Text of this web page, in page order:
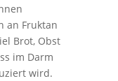
an Fruktan
Brot, Obst
im Darm
wird.